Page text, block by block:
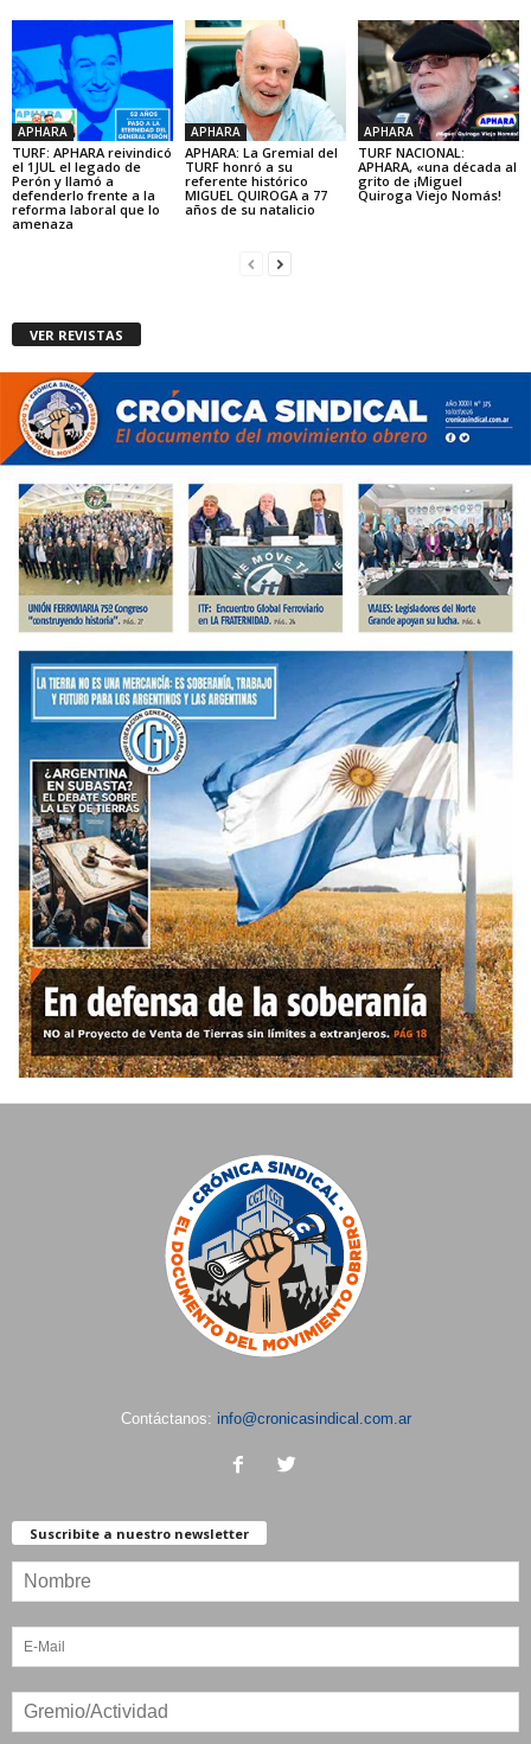
APHARA
TURF: APHARA reivindicó
el 1JUL el legado de
Perón y llamó a
defenderlo frente a la
reforma laboral que lo
amenaza
APHARA
APHARA: La Gremial del
TURF honró a su
referente histórico
MIGUEL QUIROGA a 77
años de su natalicio
APHARA
TURF NACIONAL:
APHARA, «una década al
grito de ¡Miguel
Quiroga Viejo Nomás!
VER REVISTAS
Contáctanos: info@cronicasindical.com.ar
Suscribite a nuestro newsletter